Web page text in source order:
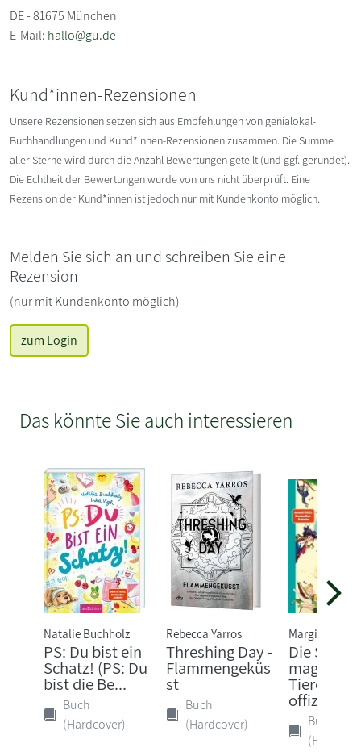
DE - 81675 München
E-Mail: hallo@gu.de
Kund*innen-Rezensionen
Unsere Rezensionen setzen sich aus Empfehlungen von genialokal-
Buchhandlungen und Kund*innen-Rezensionen zusammen. Die Summe
aller Sterne wird durch die Anzahl Bewertungen geteilt (und ggf. gerundet).
Die Echtheit der Bewertungen wurde von uns nicht überprüft. Eine
Rezension der Kund*innen ist jedoch nur mit Kundenkonto möglich.
Melden Sie sich an und schreiben Sie eine
Rezension
(nur mit Kundenkonto möglich)
zum Login
Das könnte Sie auch interessieren
Natalie Buchholz
PS: Du bist ein
Schatz! (PS: Du
bist die Be...
Buch
(Hardcover)
Rebecca Yarros
Threshing Day -
Flammengeküs
st
Buch
(Hardcover)
Margit Auer
Die
Tiere - Das
offizi...
Buch